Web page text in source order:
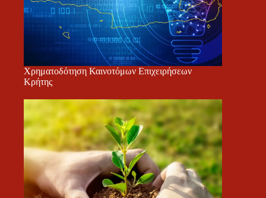
Χρηματοδότηση Καινοτόμων Επιχειρήσεων
Κρήτης